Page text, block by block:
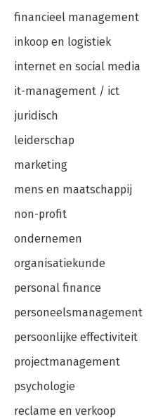
financieel management
inkoop en logistiek
internet en social media
it-management / ict
juridisch
leiderschap
marketing
mens en maatschappij
non-profit
ondernemen
organisatiekunde
personal finance
personeelsmanagement
persoonlijke effectiviteit
projectmanagement
psychologie
reclame en verkoop